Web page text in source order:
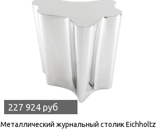
227 924 руб
Металлический журнальный столик Eichholtz